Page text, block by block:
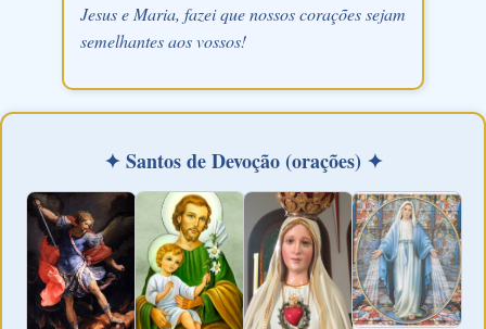
Jesus e Maria, fazei que nossos corações sejam
semelhantes aos vossos!
✦ Santos de Devoção (orações) ✦